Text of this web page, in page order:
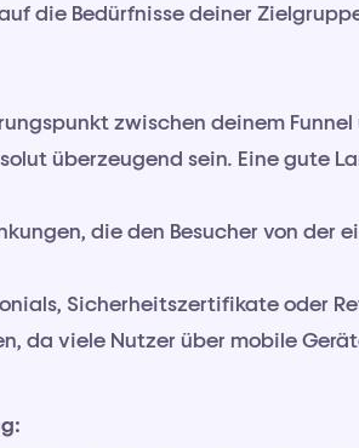
die Bedürfnisse deiner
zwischen deinem
überzeugend sein. Eine gute
die den Besucher von der
Sicherheitszertifikate oder
da viele Nutzer über mobile